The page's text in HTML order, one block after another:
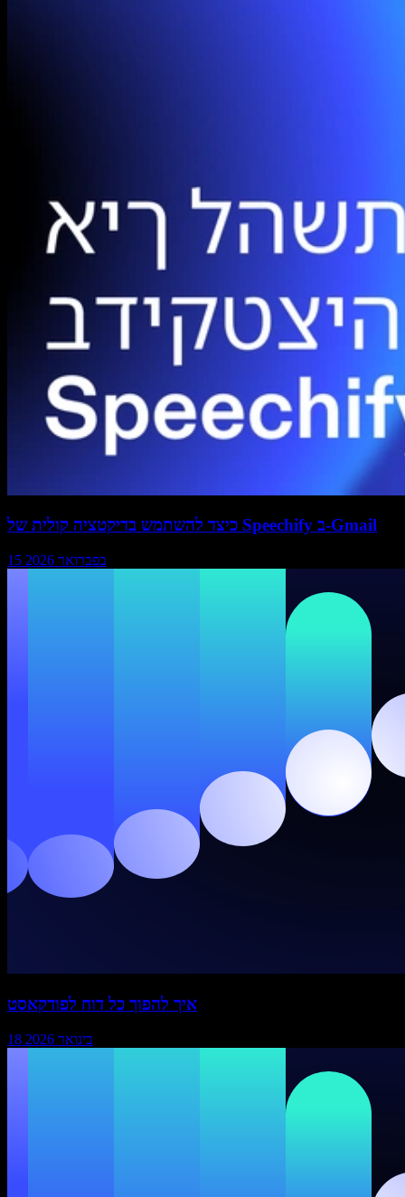
כיצד להשתמש בדיקטציה קולית של Speechify ב-Gmail
15 בפברואר 2026
איך להפוך כל דוח לפודקאסט
18 בינואר 2026